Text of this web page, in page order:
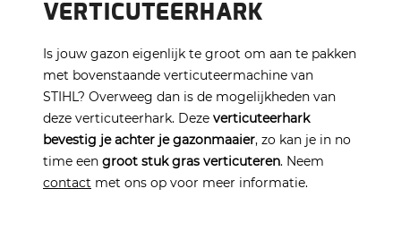
VERTICUTEERHARK
Is jouw gazon eigenlijk te groot om aan te pakken
met bovenstaande verticuteermachine van
STIHL? Overweeg dan is de mogelijkheden van
deze verticuteerhark. Deze verticuteerhark
bevestig je achter je gazonmaaier, zo kan je in no
time een groot stuk gras verticuteren. Neem
contact met ons op voor meer informatie.